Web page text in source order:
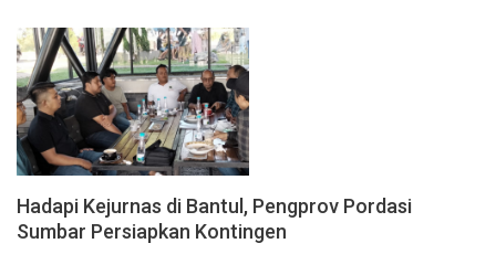
Hadapi Kejurnas di Bantul, Pengprov Pordasi
Sumbar Persiapkan Kontingen